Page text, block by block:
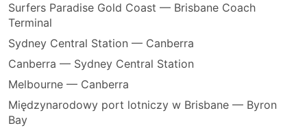
Surfers Paradise Gold Coast — Brisbane Coach
Terminal
Sydney Central Station — Canberra
Canberra — Sydney Central Station
Melbourne — Canberra
Międzynarodowy port lotniczy w Brisbane — Byron
Bay